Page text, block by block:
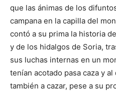
que las ánimas de los
campana en la capilla del
contó a su prima la historia
y de los hidalgos de Soria,
sus luchas internas en un
tenían acotado pasa caza y
también a cazar, pese a su